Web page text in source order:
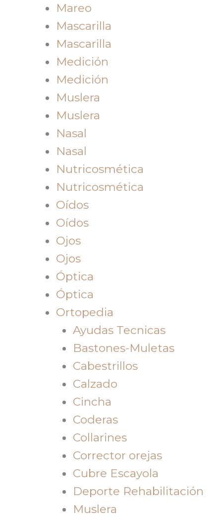
Mareo
Mascarilla
Mascarilla
Medición
Medición
Muslera
Muslera
Nasal
Nasal
Nutricosmética
Nutricosmética
Oídos
Oídos
Ojos
Ojos
Óptica
Óptica
Ortopedia
Ayudas Tecnicas
Bastones-Muletas
Cabestrillos
Calzado
Cincha
Coderas
Collarines
Corrector orejas
Cubre Escayola
Deporte Rehabilitación
Muslera